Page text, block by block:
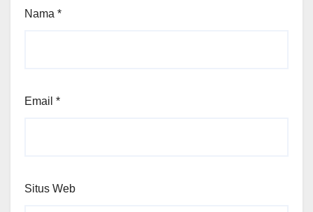
Nama *
Email *
Situs Web